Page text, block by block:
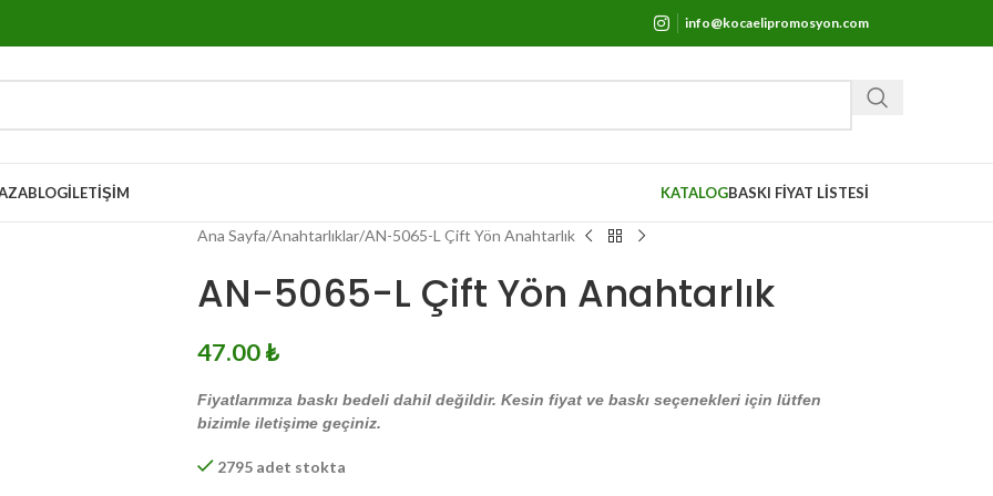
info@kocaelipromosyon.com
BLOGİLETIŞIM KATALOGBASKI FİYAT LİSTESİ
Ana Sayfa Anahtarlıklar AN-5065-L Çift Yön Anahtarlık
AN-5065-L Çift Yön Anahtarlık
47.00₺
Fiyatlarımıza baskı bedeli dahil değildir. Kesin fiyat ve baskı seçenekleri için lütfen
bizimle iletişime geçiniz.
2795 adet stokta